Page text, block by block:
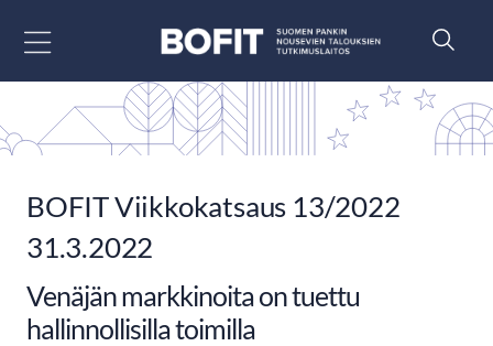
BOFIT Viikkokatsaus 13/2022
31.3.2022
Venäjän markkinoita on tuettu
hallinnollisilla toimilla